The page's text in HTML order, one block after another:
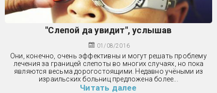
"Слепой да увидит", услышав
01/08/2016
Они, конечно, очень эффективны и могут решать проблему
лечения за границей слепоты во многих случаях, но пока
являются весьма дорогостоящими. Недавно учёными из
израильских больниц предложена более...
Читать далее